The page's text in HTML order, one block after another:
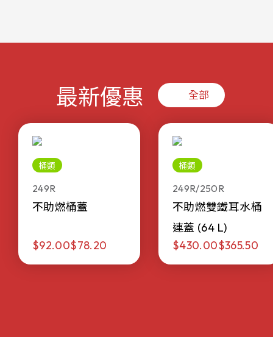
最新優惠 全部
桶類
249R
不助燃桶蓋
$92.00$78.20
桶類
249R/250R
不助燃雙鐵耳水桶
連蓋 (64 L)
$430.00$365.50